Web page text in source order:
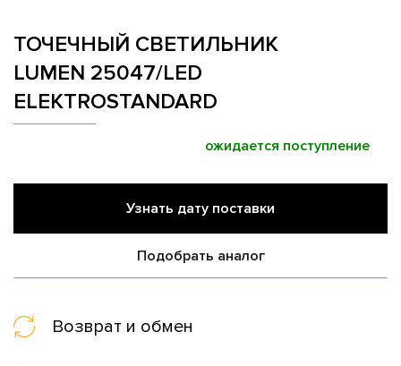
ТОЧЕЧНЫЙ СВЕТИЛЬНИК
LUMEN 25047/LED
ELEKTROSTANDARD
ожидается поступление
Узнать дату поставки
Подобрать аналог
Возврат и обмен